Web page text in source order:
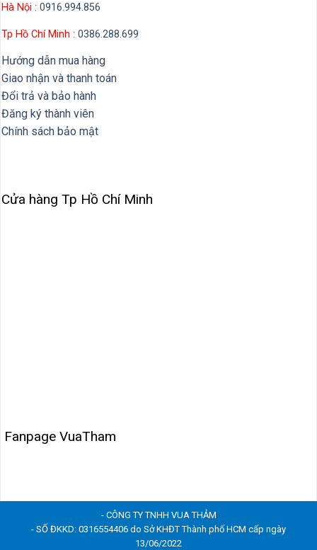
Hà Nội : 0916.994.856
Tp Hồ Chí Minh : 0386.288.699
Hướng dẫn mua hàng
Giao nhận và thanh toán
Đổi trả và bảo hành
Đăng ký thành viên
Chính sách bảo mật
Cửa hàng Tp Hồ Chí Minh
Fanpage VuaTham
- CÔNG TY TNHH VUA THẢM
- SỐ ĐKKD: 0316554406 do Sở KHĐT Thành phố HCM cấp ngày
13/06/2022